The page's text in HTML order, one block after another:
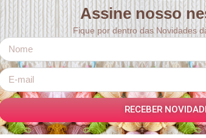
Assine nosso
Fique por dentro das Novidades
RECEBER